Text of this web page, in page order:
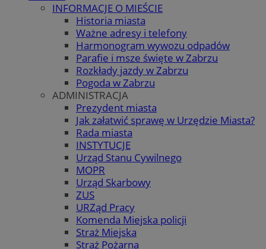
INFORMACJE O MIEŚCIE
Historia miasta
Ważne adresy i telefony
Harmonogram wywozu odpadów
Parafie i msze święte w Zabrzu
Rozkłady jazdy w Zabrzu
Pogoda w Zabrzu
ADMINISTRACJA
Prezydent miasta
Jak załatwić sprawę w Urzędzie Miasta?
Rada miasta
INSTYTUCJE
Urząd Stanu Cywilnego
MOPR
Urząd Skarbowy
ZUS
URZąd Pracy
Komenda Miejska policji
Straż Miejska
Straż Pożarna